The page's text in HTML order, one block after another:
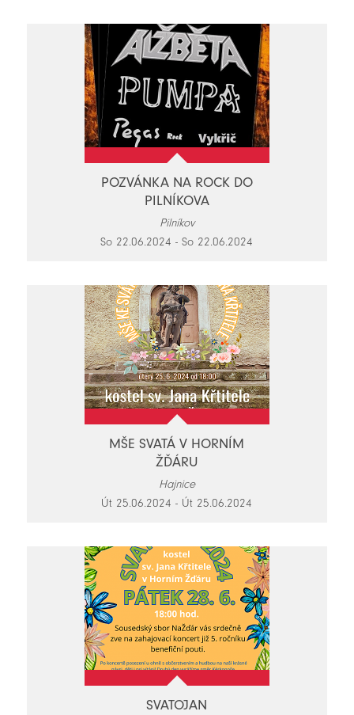
POZVÁNKA NA ROCK DO
PILNÍKOVA
Pilníkov
So 22.06.2024 - So 22.06.2024
MŠE SVATÁ V HORNÍM
ŽĎÁRU
Hajnice
Út 25.06.2024 - Út 25.06.2024
SVATOJAN